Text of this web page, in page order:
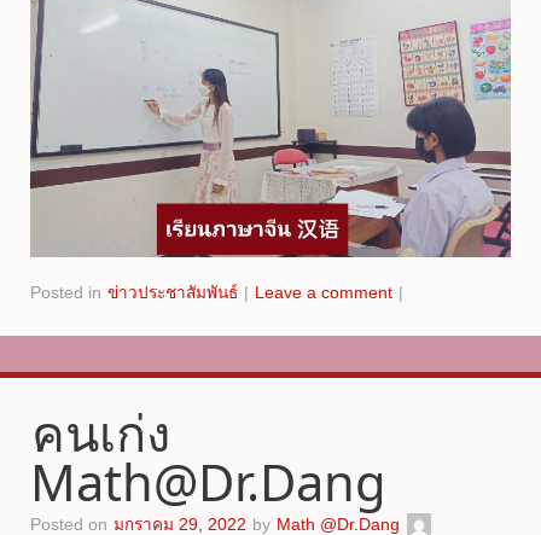
Posted in ข่าวประชาสัมพันธ์ Leave a comment
คนเก่ง
Math@Dr.Dang
Posted on มกราคม 29, 2022 by Math @Dr.Dang